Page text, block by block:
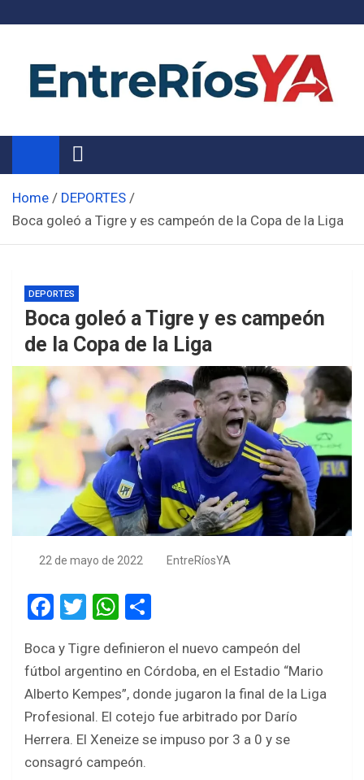
Noticias de Entre Ríos
Información de toda la provincia ahora
Home
DEPORTES
Boca goleó a Tigre y es campeón de la Copa de la Liga
DEPORTES
Boca goleó a Tigre y es campeón
de la Copa de la Liga
22 de mayo de 2022 EntreRíosYA
F
ce
b
o
o
k
T
tt
er
W
at
s
A
p
p
ar
e
Boca y Tigre definieron el nuevo campeón del
fútbol argentino en Córdoba, en el Estadio “Mario
Alberto Kempes”, donde jugaron la final de la Liga
Profesional. El cotejo fue arbitrado por Darío
Herrera. El Xeneize se impuso por 3 a 0 y se
consagró campeón.